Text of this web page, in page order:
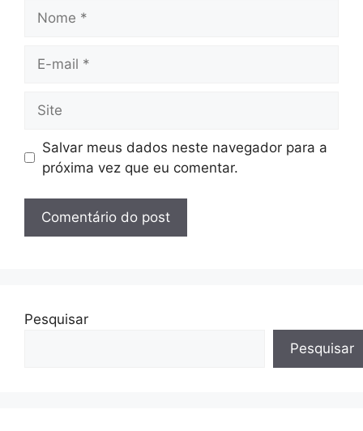
mail
Salvar meus dados neste navegador para a
próxima vez que eu comentar.
Pesquisar
Pesquisar